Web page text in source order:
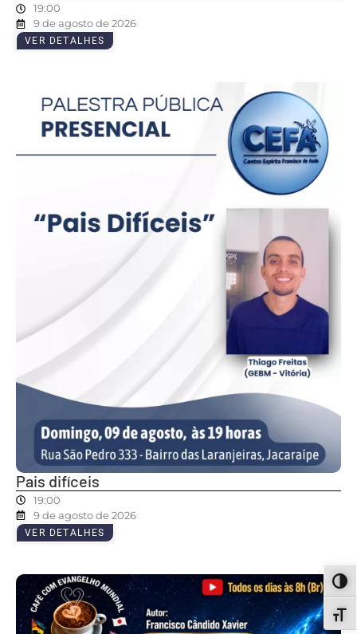
19:00
9 de agosto de 2026
VER DETALHES
Pais difíceis
19:00
9 de agosto de 2026
VER DETALHES